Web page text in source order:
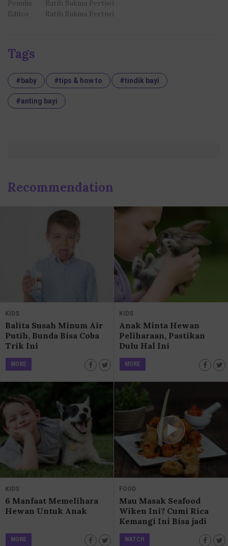
Penulis
Ratih Sukma Pertiwi
Editor
Ratih Sukma Pertiwi
Tags
#baby #tips & how to #tindik bayi
#anting bayi
Recommendation
KIDS
Balita Susah Minum Air
Putih, Bunda Bisa Coba
Trik Ini
MORE
KIDS
Anak Minta Hewan
Peliharaan, Pastikan
Dulu Hal Ini
MORE
KIDS
6 Manfaat Memelihara
Hewan Untuk Anak
MORE
FOOD
Mau Masak Seafood
Wiken Ini? Cumi Rica
Kemangi Ini Bisa jadi
Inspirasi
WATCH